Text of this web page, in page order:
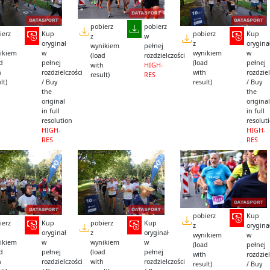
Kup
oryginał
w
pełnej
rozdzielczości
/ Buy
the
original
in full
resolution
HIGH-
RES
pobierz
z
wynikiem
(load
with
result)
pobierz
w
pełnej
rozdzielczości
HIGH-
RES
pobierz
z
wynikiem
(load
with
result)
Kup
w
pełnej
/ Buy
the
original
in full
HIGH-
RES
Kup
oryginał
w
pełnej
rozdzielczości
pobierz
z
wynikiem
(load
with
Kup
oryginał
w
pełnej
rozdzielczości
pobierz
z
wynikiem
(load
with
result)
Kup
w
pełnej
/ Buy